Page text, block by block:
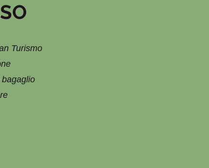
Turismo